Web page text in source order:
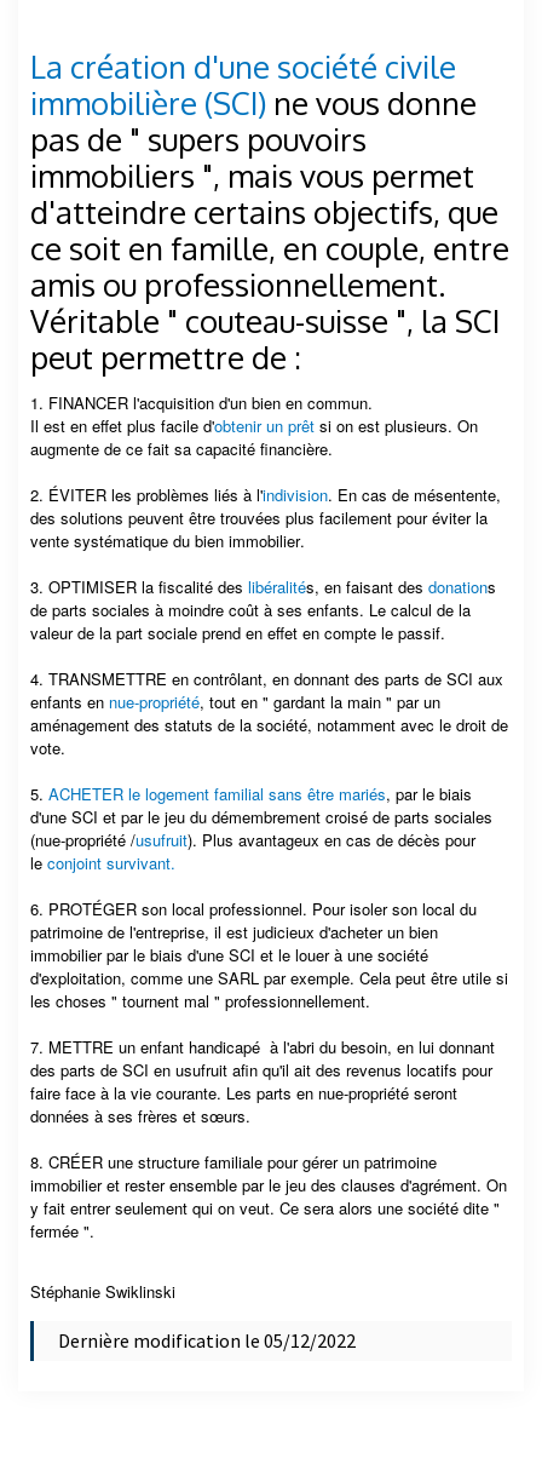
La création d'une société civile
immobilière (SCI) ne vous donne
pas de " supers pouvoirs
immobiliers ", mais vous permet
d'atteindre certains objectifs, que
ce soit en famille, en couple, entre
amis ou professionnellement.
Véritable " couteau-suisse ", la SCI
peut permettre de :
1. FINANCER l'acquisition d'un bien en commun.
Il est en effet plus facile d'obtenir un prêt si on est plusieurs. On
augmente de ce fait sa capacité financière.
2. ÉVITER les problèmes liés à l'indivision. En cas de mésentente,
des solutions peuvent être trouvées plus facilement pour éviter la
vente systématique du bien immobilier.
3. OPTIMISER la fiscalité des libéralités, en faisant des donations
de parts sociales à moindre coût à ses enfants. Le calcul de la
valeur de la part sociale prend en effet en compte le passif.
4. TRANSMETTRE en contrôlant, en donnant des parts de SCI aux
enfants en nue-propriété, tout en " gardant la main " par un
aménagement des statuts de la société, notamment avec le droit de
vote.
5. ACHETER le logement familial sans être mariés, par le biais
d'une SCI et par le jeu du démembrement croisé de parts sociales
(nue-propriété /usufruit). Plus avantageux en cas de décès pour
le conjoint survivant.
6. PROTÉGER son local professionnel. Pour isoler son local du
patrimoine de l'entreprise, il est judicieux d'acheter un bien
immobilier par le biais d'une SCI et le louer à une société
d'exploitation, comme une SARL par exemple. Cela peut être utile si
les choses " tournent mal " professionnellement.
7. METTRE un enfant handicapé à l'abri du besoin, en lui donnant
des parts de SCI en usufruit afin qu'il ait des revenus locatifs pour
faire face à la vie courante. Les parts en nue-propriété seront
données à ses frères et sœurs.
8. CRÉER une structure familiale pour gérer un patrimoine
immobilier et rester ensemble par le jeu des clauses d'agrément. On
y fait entrer seulement qui on veut. Ce sera alors une société dite "
fermée ".
Stéphanie Swiklinski
Dernière modification le 05/12/2022